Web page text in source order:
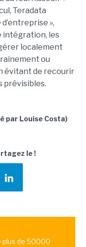
Teradata
»,
intégration, les
localement
ou
évitant de recourir
prévisibles.
par Louise Costa)
le !
plus de 50000